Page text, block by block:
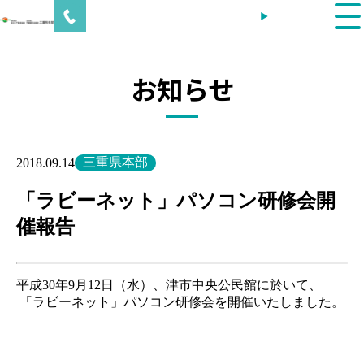
容
お知らせ
2018.09.14 三重県本部
「ラビーネット」パソコン研修会開
催報告
平成30年9月12日（水）、津市中央公民館に於いて、
「ラビーネット」パソコン研修会を開催いたしました。